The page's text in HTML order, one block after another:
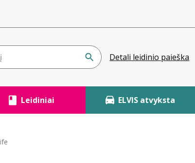
Detali leidinio paieška
Leidiniai ELVIS atvyksta